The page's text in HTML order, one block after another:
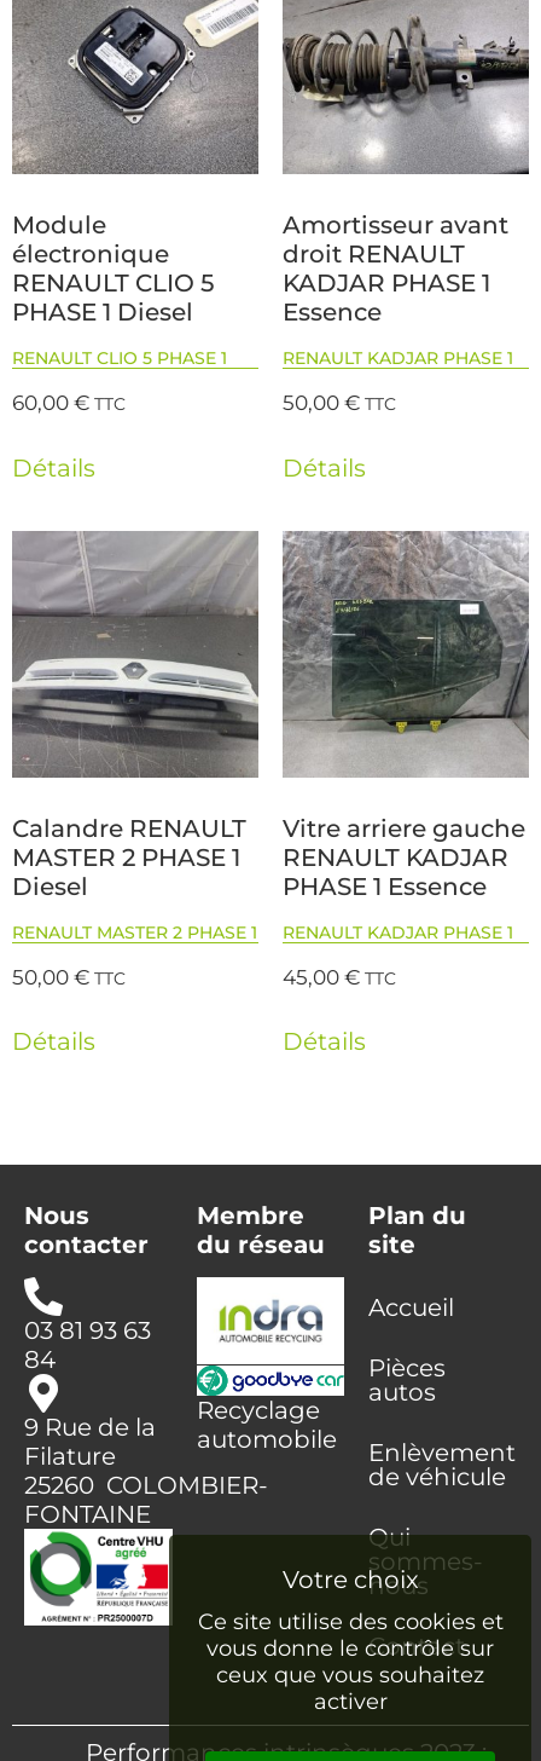
Module
électronique
RENAULT CLIO 5
PHASE 1 Diesel
RENAULT CLIO 5 PHASE 1
60,00€ TTC
Détails
Amortisseur avant
droit RENAULT
KADJAR PHASE 1
Essence
RENAULT KADJAR PHASE 1
50,00€ TTC
Détails
Calandre RENAULT
MASTER 2 PHASE 1
Diesel
RENAULT MASTER 2 PHASE 1
50,00€ TTC
Détails
Vitre arriere gauche
RENAULT KADJAR
PHASE 1 Essence
RENAULT KADJAR PHASE 1
45,00€ TTC
Détails
Nous
contacter
03 81 93 63
84
9 Rue de la
Filature
25260 COLOMBIER-
FONTAINE
Membre
du réseau
Recyclage
automobile
Plan du
site
Accueil
Pièces
autos
Enlèvement
de véhicule
Qui
sommes-
nous
Contact
Performances intrinsèques 2023 :
Ce site utilise des cookies et
vous donne le contrôle sur
ceux que vous souhaitez
activer